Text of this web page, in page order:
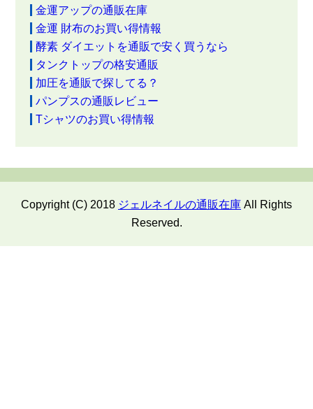
金運アップの通販在庫
金運 財布のお買い得情報
酵素 ダイエットを通販で安く買うなら
タンクトップの格安通販
加圧を通販で探してる？
パンプスの通販レビュー
Tシャツのお買い得情報
Copyright (C) 2018 ジェルネイルの通販在庫 All Rights
Reserved.